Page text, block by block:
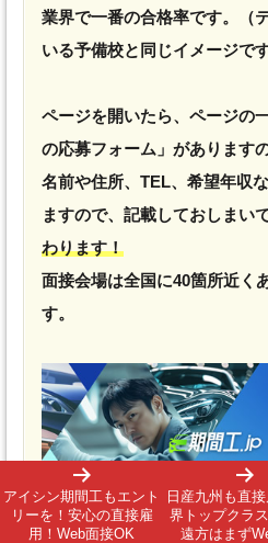
業界で一番の合格率です。（
いる予備校と同じイメージです
ページを開いたら、ページの
の応募フォーム」があります
名前や住所、TEL、希望年収
ますので、記載しておしまいで
わります！
面接会場は全国に40箇所近く
す。
アイシン期間工もエント
リーを！安心の直接雇
用！Web面接OK
日産九州も直
界トップクラ
遠方はまず